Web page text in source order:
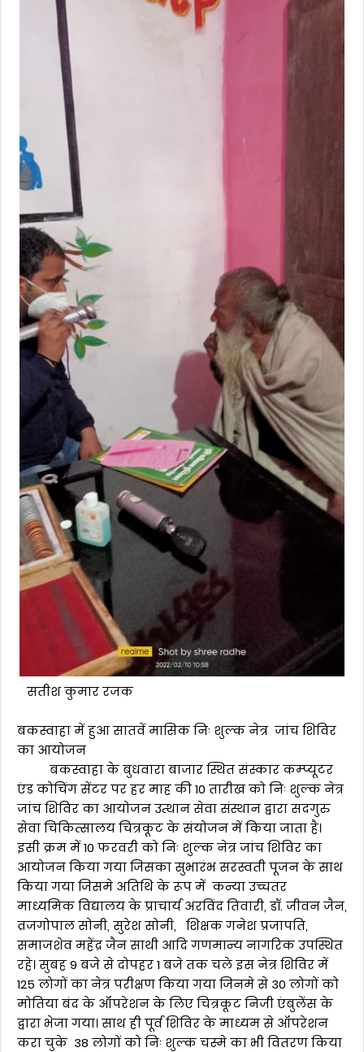
सतीश कुमार रजक
बकस्वाहा में हुआ सातवें मासिक निः शुल्क नेत्र जांच शिविर
का आयोजन
बकस्वाहा के बुधवारा बाजार स्थित संस्कार कम्प्यूटर
एंड कोचिंग सेंटर पर हर माह की 10 तारीख को निः शुल्क नेत्र
जांच शिविर का आयोजन उत्थान सेवा संस्थान द्वारा सदगुरु
सेवा चिकित्सालय चित्रकूट के संयोजन में किया जाता है।
इसी क्रम में 10 फरवरी को निः शुल्क नेत्र जांच शिविर का
आयोजन किया गया जिसका सुभारंभ सरस्वती पूजन के साथ
किया गया जिसमे अतिथि के रूप में कन्या उच्चतर
माध्यमिक विद्यालय के प्राचार्य अरविंद तिवारी, डॉ. जीवन जैन,
व्रजगोपाल सोनी, सुरेश सोनी, शिक्षक गनेश प्रजापति,
समाजशेव महेंद्र जैन साथी आदि गणमान्य नागरिक उपस्थित
रहे। सुबह 9 बजे से दोपहर 1 बजे तक चले इस नेत्र शिविर में
125 लोगों का नेत्र परीक्षण किया गया जिनमे से 30 लोगों को
मोतिया बंद के ऑपरेशन के लिए चित्रकूट निजी एंबुलेंस के
द्वारा भेजा गया। साथ ही पूर्व शिविर के माध्यम से ऑपरेशन
करा चुके 38 लोगों को निः शुल्क चस्मे का भी वितरण किया